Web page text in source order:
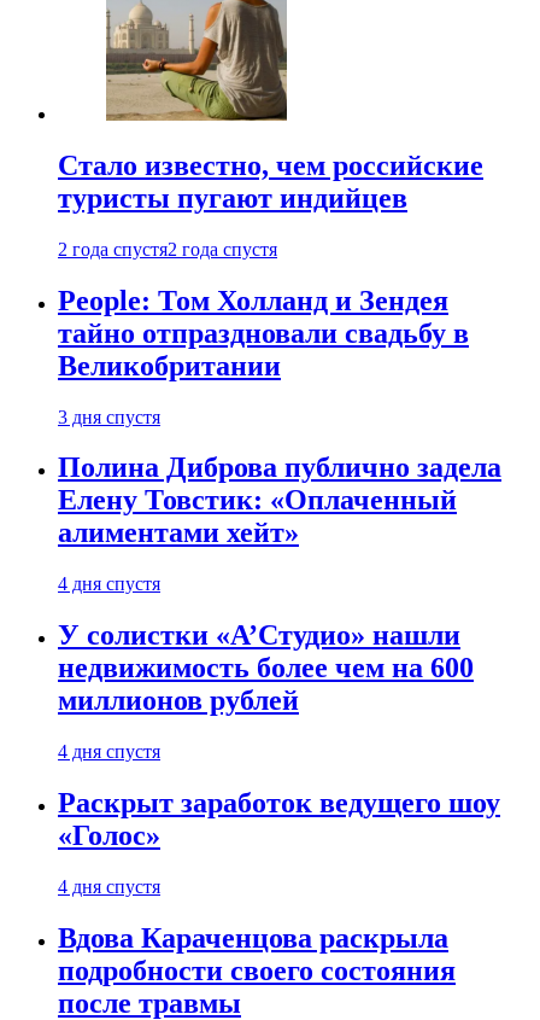
Стало известно, чем российские
туристы пугают индийцев
2 года спустя2 года спустя
People: Том Холланд и Зендея
тайно отпраздновали свадьбу в
Великобритании
3 дня спустя
Полина Диброва публично задела
Елену Товстик: «Оплаченный
алиментами хейт»
4 дня спустя
У солистки «А’Студио» нашли
недвижимость более чем на 600
миллионов рублей
4 дня спустя
Раскрыт заработок ведущего шоу
«Голос»
4 дня спустя
Вдова Караченцова раскрыла
подробности своего состояния
после травмы